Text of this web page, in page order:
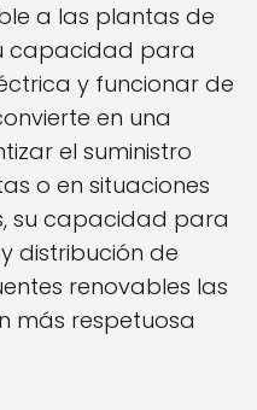
a las plantas de
capacidad para
y funcionar de
en una
el suministro
o en situaciones
su capacidad para
distribución de
renovables las
más respetuosa